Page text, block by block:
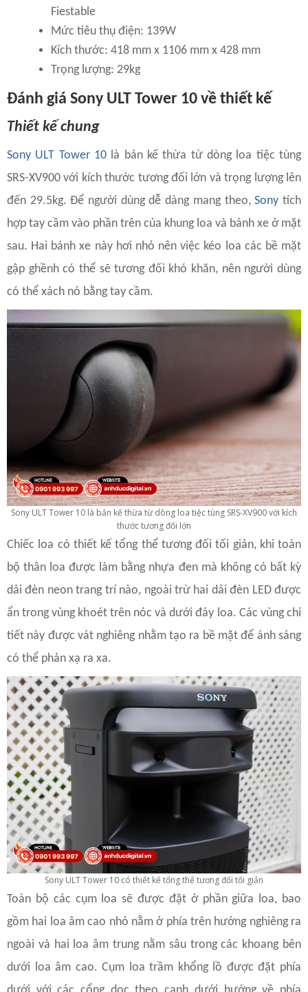
Fiestable
Mức tiêu thụ điện: 139W
Kích thước: 418 mm x 1106 mm x 428 mm
Trọng lượng: 29kg
Đánh giá Sony ULT Tower 10 về thiết kế
Thiết kế chung
Sony ULT Tower 10 là bản kế thừa từ dòng loa tiệc tùng
SRS-XV900 với kích thước tương đối lớn và trọng lượng lên
đến 29.5kg. Để người dùng dễ dàng mang theo,Sony tích
hợp tay cầm vào phần trên của khung loa và bánh xe ở mặt
sau. Hai bánh xe này hơi nhỏ nên việc kéo loa các bề mặt
gập ghềnh có thể sẽ tương đối khó khăn, nên người dùng
có thể xách nó bằng tay cầm.
Sony ULT Tower 10 là bản kế thừa từ dòng loa tiệc tùng SRS-XV900 với kích
thước tương đối lớn
Chiếc loa có thiết kế tổng thể tương đối tối giản, khi toàn
bộ thân loa được làm bằng nhựa đen mà không có bất kỳ
dải đèn neon trang trí nào, ngoài trừ hai dải đèn LED được
ẩn trong vùng khoét trên nóc và dưới đáy loa. Các vùng chi
tiết này được vát nghiêng nhằm tạo ra bề mặt để ánh sáng
có thể phản xạ ra xa.
Sony ULT Tower 10 có thiết kế tổng thể tương đối tối giản
Toàn bộ các cụm loa sẽ được đặt ở phần giữa loa, bao
gồm hai loa âm cao nhỏ nằm ở phía trên hướng nghiêng ra
ngoài và hai loa âm trung nằm sâu trong các khoang bên
dưới loa âm cao. Cụm loa trầm khổng lồ được đặt phía